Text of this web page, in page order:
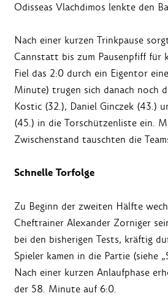
Odisseas Vlachdimos lenkte den
Nach einer kurzen Trinkpause
Cannstatt bis zum Pausenpfiff für
Fiel das 2:0 durch ein Eigentor
Minute) trugen sich danach noch
Kostic (32.), Daniel Ginczek (43.)
(45.) in die Torschützenliste ein.
Zwischenstand tauschten die
Schnelle Torfolge
Zu Beginn der zweiten Hälfte
Cheftrainer Alexander Zorniger
bei den bisherigen Tests, kräftig
Spieler kamen in die Partie (siehe
Nach einer kurzen Anlaufphase
der 58. Minute auf 6:0.